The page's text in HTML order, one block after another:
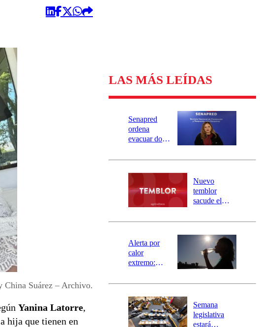
China Suárez – Archivo.
Yanina Latorre,
hija que tienen en
LAS MÁS LEÍDAS
Senapred
ordena
evacuar dos
Carahue por
río Damas:
activa
mensajería
SAE
Nuevo
temblor
sacude el
revisa la
epicentro
Alerta por
calor
extremo:
activa Alerta
Preventiva en
tres comunas
Semana
legislativa
estará